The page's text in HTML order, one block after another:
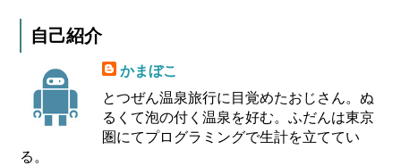
自己紹介
かまぼこ
とつぜん温泉旅行に目覚めたおじさん。ぬ
るくて泡の付く温泉を好む。ふだんは東京
圏にてプログラミングで生計を立ててい
る。